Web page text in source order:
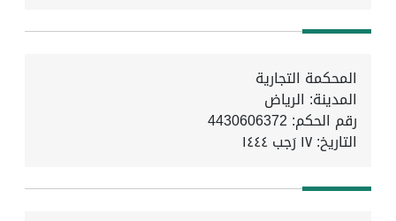
المحكمة التجارية
المدينة: الرياض
رقم الحكم: 4430606372
التاريخ:١٧ رَجب ١٤٤٤